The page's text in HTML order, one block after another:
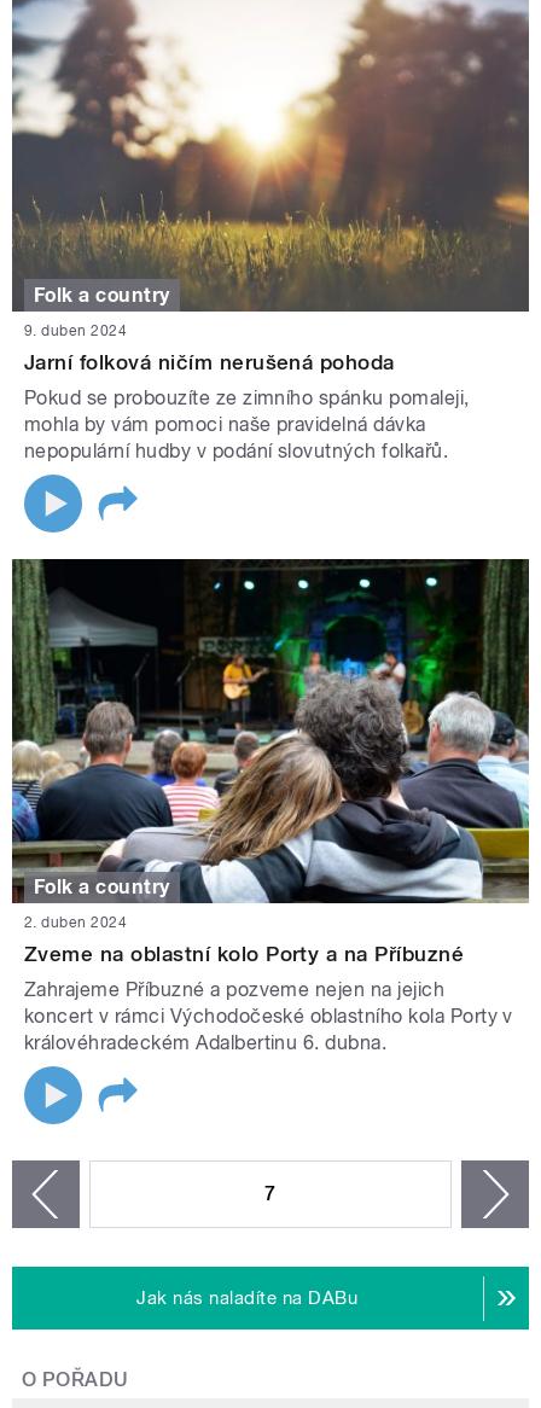
Folk a country
9. duben 2024
Jarní folková ničím nerušená pohoda
Pokud se probouzíte ze zimního spánku pomaleji,
mohla by vám pomoci naše pravidelná dávka
nepopulární hudby v podání slovutných folkařů.
Folk a country
2. duben 2024
Zveme na oblastní kolo Porty a na Příbuzné
Zahrajeme Příbuzné a pozveme nejen na jejich
koncert v rámci Východočeské oblastního kola Porty v
královéhradeckém Adalbertinu 6. dubna.
7
Jak nás naladíte na DABu
O POŘADU